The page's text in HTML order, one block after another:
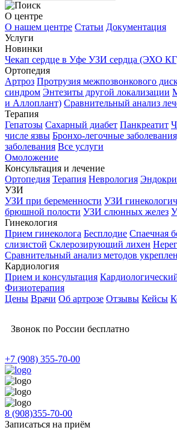
О центре
О нашем центре Статьи Документация
Услуги
Новинки
Чекап сердце в Уфе УЗИ сердца (ЭХО
Ортопедия
Артроз Протрузия межпозвонкового
синдром Энтезиты другой локализации
и Аллоплант) Сравнительный анализ
Терапия
Гепатозы Сахарный диабет Панкреатит
числе язвы Бронхо-легочные
заболевания Все услуги
Омоложение
Консультация и лечение
Ортопедия Терапия Неврология
УЗИ
УЗИ при беременности УЗИ
брюшной полости УЗИ слюнных желез
Гинекология
Прием гинеколога Бесплодие Спаечная
слизистой Склерозирующий лихен
Сравнительный анализ методов
Кардиология
Прием и консультация
Физиотерапия
Цены Врачи Об артрозе Отзывы Кейсы
Звонок по России бесплатно
+7 (908) 355-70-00
8 (908)355-70-00
Записаться на приём